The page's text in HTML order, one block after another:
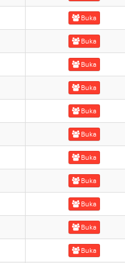
Buka
Buka
Buka
Buka
Buka
Buka
Buka
Buka
Buka
Buka
Buka